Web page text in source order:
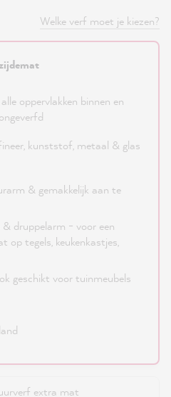
Welke verf moet je kiezen?
oppervlakken binnen en
kunststof, metaal & glas
& gemakkelijk aan te
& druppelarm - voor een
op tegels, keukenkastjes,
geschikt voor tuinmeubels
extra mat